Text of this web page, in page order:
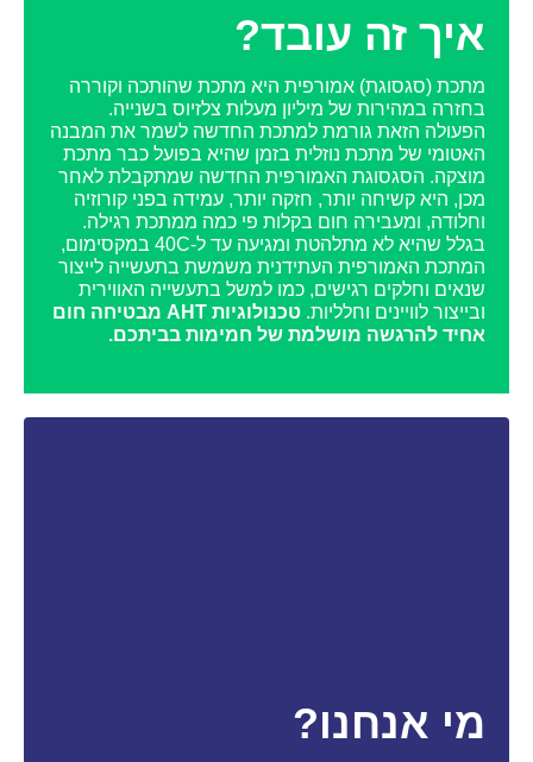
איך זה עובד?
מתכת (סגסוגת) אמורפית היא מתכת שהותכה וקוררה
בחזרה במהירות של מיליון מעלות צלזיוס בשנייה.
הפעולה הזאת גורמת למתכת החדשה לשמר את המבנה
האטומי של מתכת נוזלית בזמן שהיא בפועל כבר מתכת
מוצקה. הסגסוגת האמורפית החדשה שמתקבלת לאחר
מכן, היא קשיחה יותר, חזקה יותר, עמידה בפני קורוזיה
וחלודה, ומעבירה חום בקלות פי כמה ממתכת רגילה.
בגלל שהיא לא מתלהטת ומגיעה עד ל-40C במקסימום,
המתכת האמורפית העתידנית משמשת בתעשייה לייצור
שנאים וחלקים רגישים, כמו למשל בתעשייה האווירית
ובייצור לוויינים וחלליות.
טכנולוגיות AHT מבטיחה חום
אחיד להרגשה מושלמת של חמימות בביתכם.
מי אנחנו?